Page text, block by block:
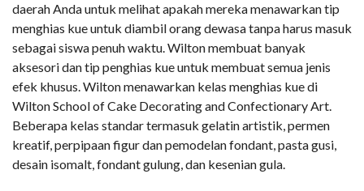
daerah Anda untuk melihat apakah mereka menawarkan tip
menghias kue untuk diambil orang dewasa tanpa harus masuk
sebagai siswa penuh waktu. Wilton membuat banyak
aksesori dan tip penghias kue untuk membuat semua jenis
efek khusus. Wilton menawarkan kelas menghias kue di
Wilton School of Cake Decorating and Confectionary Art.
Beberapa kelas standar termasuk gelatin artistik, permen
kreatif, perpipaan figur dan pemodelan fondant, pasta gusi,
desain isomalt, fondant gulung, dan kesenian gula.